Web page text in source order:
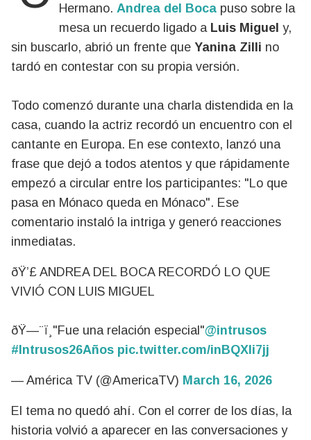
Hermano. Andrea del Boca puso sobre la
mesa un recuerdo ligado a Luis Miguel y,
sin buscarlo, abrió un frente que Yanina Zilli no
tardó en contestar con su propia versión.
Todo comenzó durante una charla distendida en la
casa, cuando la actriz recordó un encuentro con el
cantante en Europa. En ese contexto, lanzó una
frase que dejó a todos atentos y que rápidamente
empezó a circular entre los participantes: "Lo que
pasa en Mónaco queda en Mónaco". Ese
comentario instaló la intriga y generó reacciones
inmediatas.
ðŸ’£ ANDREA DEL BOCA RECORDÓ LO QUE
VIVIÓ CON LUIS MIGUEL
ðŸ—¨ï¸"Fue una relación especial"@intrusos
#Intrusos26Años pic.twitter.com/inBQXli7jj
— América TV (@AmericaTV) March 16, 2026
El tema no quedó ahí. Con el correr de los días, la
historia volvió a aparecer en las conversaciones y